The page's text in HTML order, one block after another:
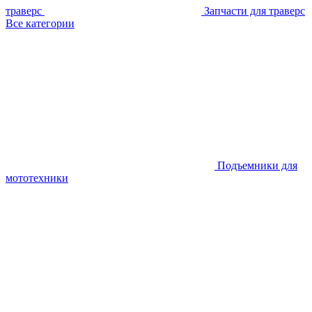
траверс
Запчасти для траверс
Все категории
Подъемники для
мототехники